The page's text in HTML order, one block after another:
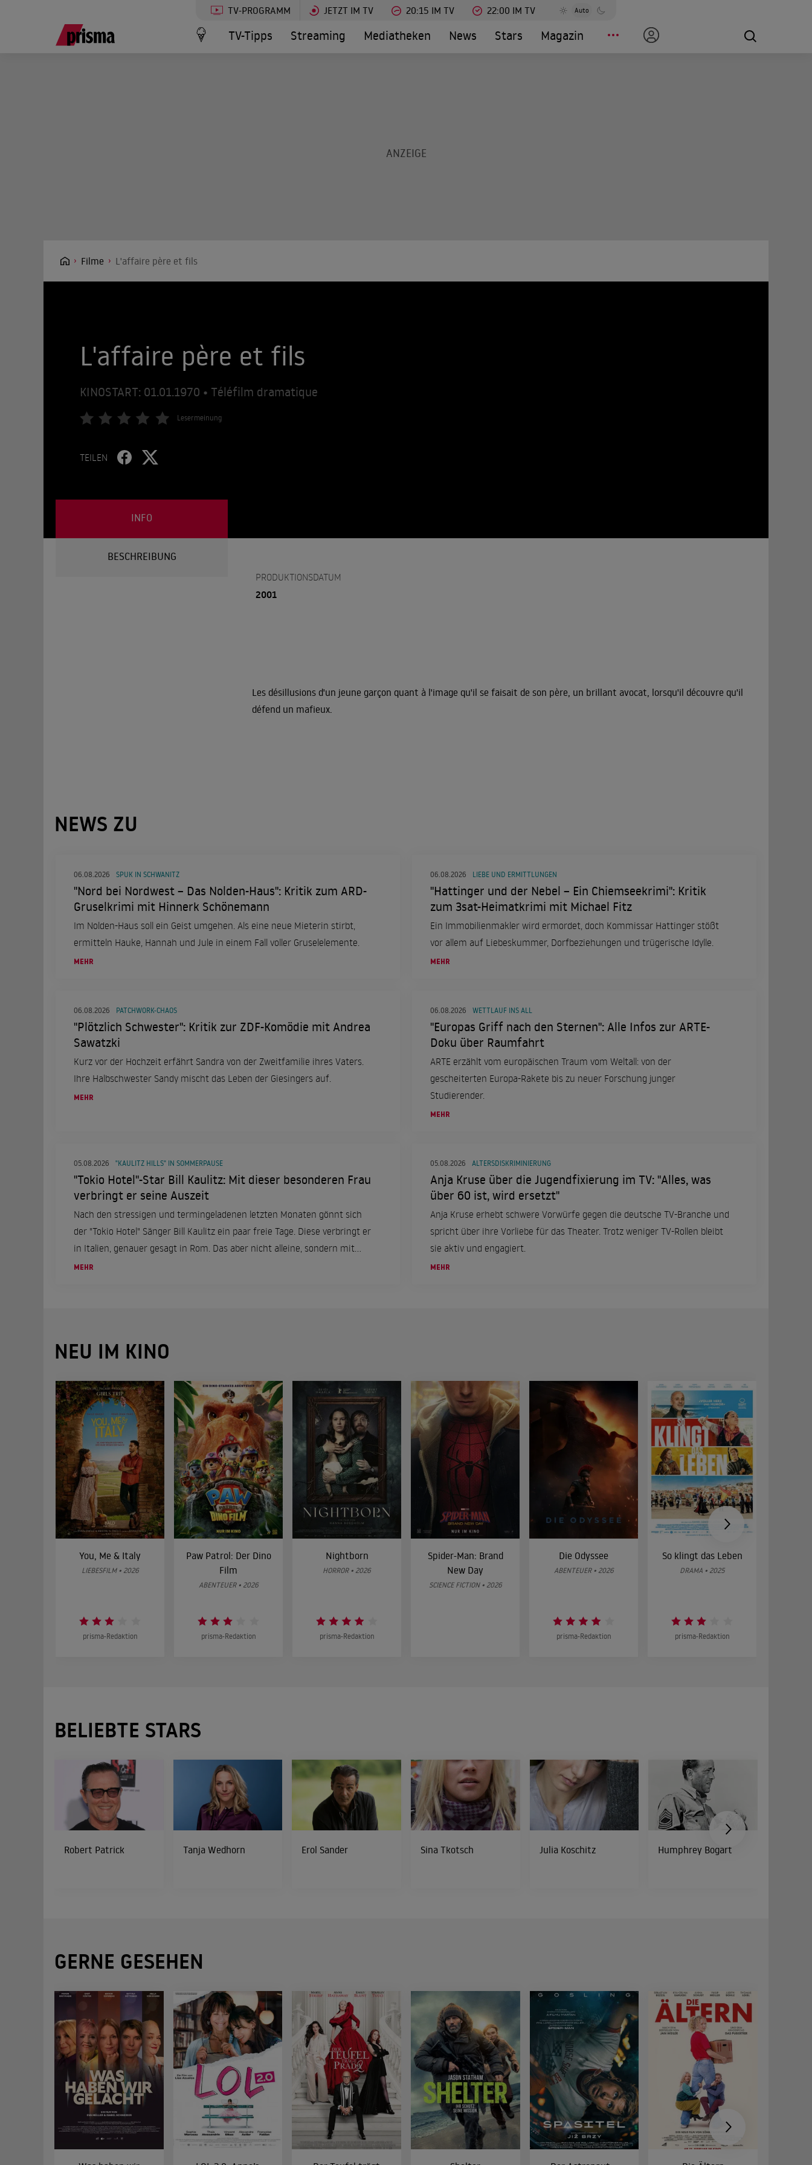
TV-PROGRAMM JETZT IM TV 20:15 IM TV 22:00 IM TV Auto
TV-Tipps Streaming Mediatheken News Stars Magazin
Filme L'affaire père et fils
L'affaire père et fils
KINOSTART: 01.01.1970 • Téléfilm dramatique
Lesermeinung
TEILEN
INFO
BESCHREIBUNG
PRODUKTIONSDATUM
2001
Les désillusions d'un jeune garçon quant à l'image qu'il se faisait de son père, un brillant avocat, lorsqu'il découvre qu'il
défend un mafieux.
NEWS ZU
06.08.2026 SPUK IN SCHWANITZ
"Nord bei Nordwest – Das Nolden-Haus": Kritik zum ARD-
Gruselkrimi mit Hinnerk Schönemann
Im Nolden-Haus soll ein Geist umgehen. Als eine neue Mieterin stirbt,
ermitteln Hauke, Hannah und Jule in einem Fall voller Gruselelemente.
MEHR
06.08.2026 LIEBE UND ERMITTLUNGEN
"Hattinger und der Nebel – Ein Chiemseekrimi": Kritik
zum 3sat-Heimatkrimi mit Michael Fitz
Ein Immobilienmakler wird ermordet, doch Kommissar Hattinger stößt
vor allem auf Liebeskummer, Dorfbeziehungen und trügerische Idylle.
MEHR
06.08.2026 PATCHWORK-CHAOS
"Plötzlich Schwester": Kritik zur ZDF-Komödie mit Andrea
Sawatzki
Kurz vor der Hochzeit erfährt Sandra von der Zweitfamilie ihres Vaters.
Ihre Halbschwester Sandy mischt das Leben der Giesingers auf.
MEHR
06.08.2026 WETTLAUF INS ALL
"Europas Griff nach den Sternen": Alle Infos zur ARTE-
Doku über Raumfahrt
ARTE erzählt vom europäischen Traum vom Weltall: von der
gescheiterten Europa-Rakete bis zu neuer Forschung junger
Studierender.
MEHR
05.08.2026 "KAULITZ HILLS" IN SOMMERPAUSE
"Tokio Hotel"-Star Bill Kaulitz: Mit dieser besonderen Frau
verbringt er seine Auszeit
Nach den stressigen und termingeladenen letzten Monaten gönnt sich
der "Tokio Hotel" Sänger Bill Kaulitz ein paar freie Tage. Diese verbringt er
in Italien, genauer gesagt in Rom. Das aber nicht alleine, sondern mit
einer ganz besonderen Frau an seiner Seite.
MEHR
05.08.2026 ALTERSDISKRIMINIERUNG
Anja Kruse über die Jugendfixierung im TV: "Alles, was
über 60 ist, wird ersetzt"
Anja Kruse erhebt schwere Vorwürfe gegen die deutsche TV-Branche und
spricht über ihre Vorliebe für das Theater. Trotz weniger TV-Rollen bleibt
sie aktiv und engagiert.
MEHR
NEU IM KINO
You, Me & Italy
LIEBESFILM • 2026
prisma-Redaktion
Paw Patrol: Der Dino
Film
ABENTEUER • 2026
prisma-Redaktion
Nightborn
HORROR • 2026
prisma-Redaktion
Spider-Man: Brand
New Day
SCIENCE FICTION • 2026
Die Odyssee
ABENTEUER • 2026
prisma-Redaktion
So klingt das Leben
DRAMA • 2025
prisma-Redaktion
BELIEBTE STARS
Robert Patrick Tanja Wedhorn Erol Sander Sina Tkotsch Julia Koschitz Humphrey Bogart
GERNE GESEHEN